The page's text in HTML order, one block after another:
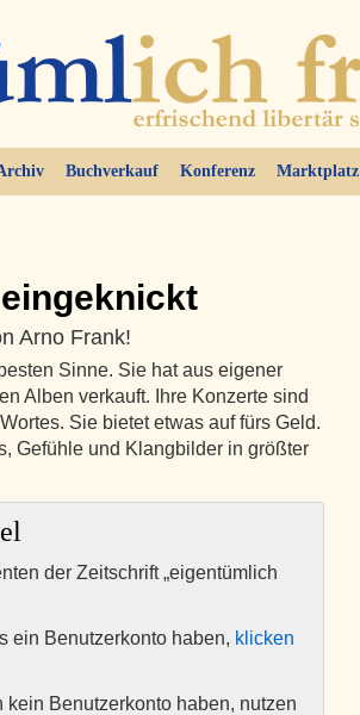
Buchverkauf Konferenz Marktplatz
Arno Frank!
Sinne. Sie hat aus eigener
Alben verkauft. Ihre Konzerte sind
Sie bietet etwas auf fürs Geld.
Gefühle und Klangbilder in größter
der Zeitschrift „eigentümlich
ein Benutzerkonto haben, klicken
Benutzerkonto haben, nutzen